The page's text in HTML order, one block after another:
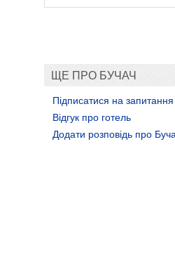
ЩЕ ПРО БУЧАЧ
Підписатися на
Відгук про готель
Додати розповідь про